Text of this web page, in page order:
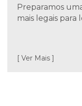
Preparamos
mais legais para
[ Ver Mais ]